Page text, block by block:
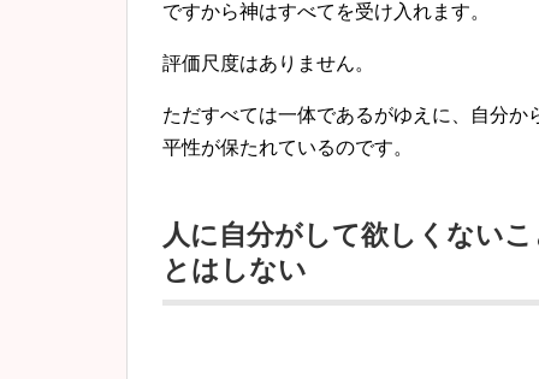
ですから神はすべてを受け入れます。
評価尺度はありません。
ただすべては一体であるがゆえに、自分
平性が保たれているのです。
人に自分がして欲しくない
とはしない